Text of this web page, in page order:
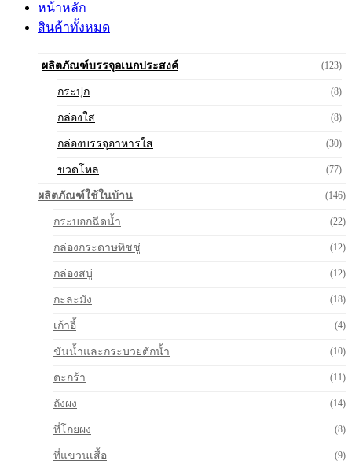
หน้าหลัก
สินค้าทั้งหมด
ผลิตภัณฑ์บรรจุอเนกประสงค์ (123)
กระปุก (8)
กล่องใส (8)
กล่องบรรจุอาหารใส (30)
ขวดโหล (77)
ผลิตภัณฑ์ใช้ในบ้าน (146)
กระบอกฉีดน้ำ (22)
กล่องกระดาษทิชชู่ (12)
กล่องสบู่ (12)
กะละมัง (18)
เก้าอี้ (4)
ขันน้ำและกระบวยตักน้ำ (10)
ตะกร้า (11)
ถังผง (14)
ที่โกยผง (8)
ที่แขวนเสื้อ (9)